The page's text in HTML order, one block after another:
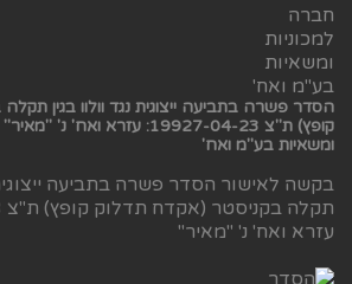
הסדר פשרה בתביעה ייצוגית נגד וולוו בגין
קופץ) ת"צ 19927-04-23: עזרא
ומשאיות בע"מ ואח'
בקשה לאישור הסדר פשרה בתביעה ייצוגית
עזרא ואח' נ' "מאיר"